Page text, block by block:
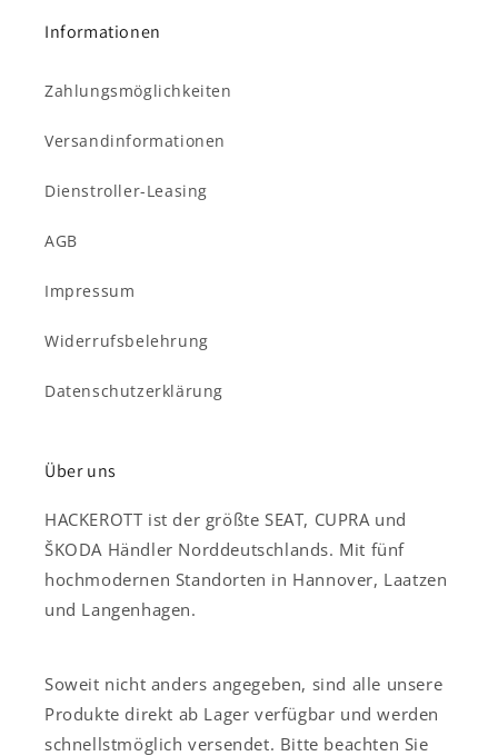
Informationen
Zahlungsmöglichkeiten
Versandinformationen
Dienstroller-Leasing
AGB
Impressum
Widerrufsbelehrung
Datenschutzerklärung
Über uns
HACKEROTT ist der größte SEAT, CUPRA und
ŠKODA Händler Norddeutschlands. Mit fünf
hochmodernen Standorten in Hannover, Laatzen
und Langenhagen.
Soweit nicht anders angegeben, sind alle unsere
Produkte direkt ab Lager verfügbar und werden
schnellstmöglich versendet. Bitte beachten Sie